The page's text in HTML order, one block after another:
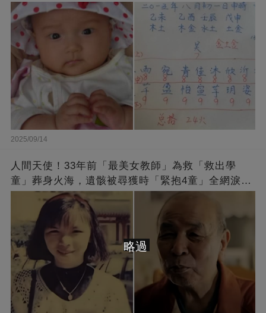
2025/09/14
人間天使！33年前「最美女教師」為救「救出學
童」葬身火海，遺骸被尋獲時「緊抱4童」全網淚
崩：真正的英雄不該被遺忘
略過